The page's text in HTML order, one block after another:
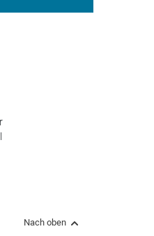
Nach oben